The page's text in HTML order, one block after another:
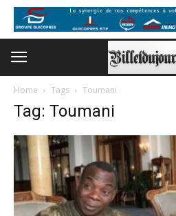
Home Tags Toumani
Tag: Toumani